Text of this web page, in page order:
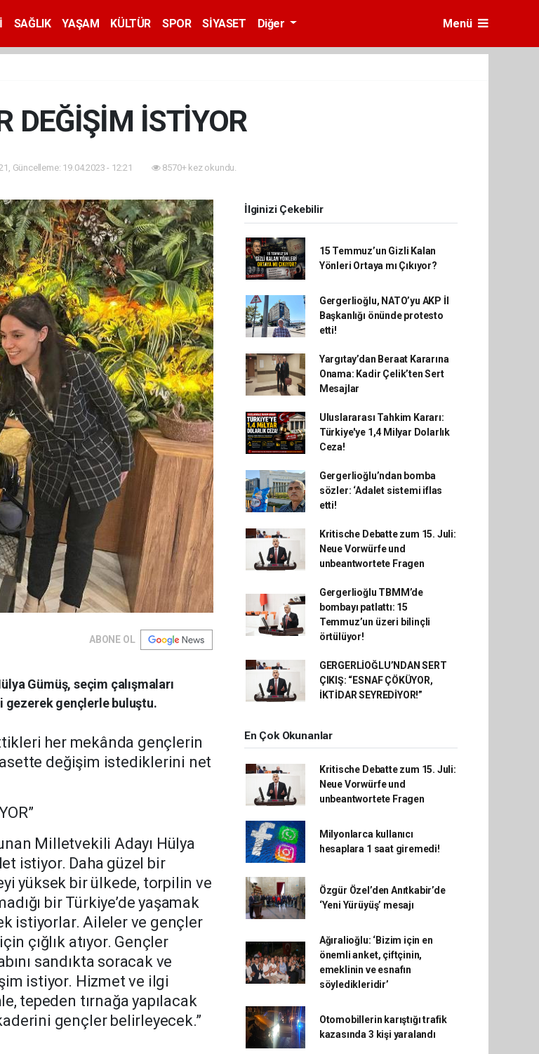
SAĞLIK YAŞAM KÜLTÜR SPOR SİYASET Diğer Menü
DEĞİŞİM İSTİYOR
Güncelleme: 19.04.2023 - 12:21 8570+ kez okundu.
ABONE OL
Gümüş, seçim çalışmaları
gezerek gençlerle buluştu.
her mekânda gençlerin
değişim istediklerini net
Milletvekili Adayı Hülya
istiyor. Daha güzel bir
yüksek bir ülkede, torpilin ve
bir Türkiye’de yaşamak
istiyorlar. Aileler ve gençler
çığlık atıyor. Gençler
sandıkta soracak ve
istiyor. Hizmet ve ilgi
tepeden tırnağa yapılacak
gençler belirleyecek.”
İlginizi Çekebilir
15 Temmuz’un Gizli Kalan
Yönleri Ortaya mı Çıkıyor?
Gergerlioğlu, NATO’yu AKP İl
Başkanlığı önünde protesto
etti!
Yargıtay’dan Beraat Kararına
Onama: Kadir Çelik’ten Sert
Mesajlar
Uluslararası Tahkim Kararı:
Türkiye'ye 1,4 Milyar Dolarlık
Ceza!
Gergerlioğlu’ndan bomba
sözler: ‘Adalet sistemi iflas
etti!
Kritische Debatte zum 15. Juli:
Neue Vorwürfe und
unbeantwortete Fragen
Gergerlioğlu TBMM’de
bombayı patlattı: 15
Temmuz’un üzeri bilinçli
örtülüyor!
GERGERLİOĞLU’NDAN SERT
ÇIKIŞ: “ESNAF ÇÖKÜYOR,
İKTİDAR SEYREDİYOR!”
En Çok Okunanlar
Kritische Debatte zum 15. Juli:
Neue Vorwürfe und
unbeantwortete Fragen
Milyonlarca kullanıcı
hesaplara 1 saat giremedi!
Özgür Özel’den Anıtkabir’de
‘Yeni Yürüyüş’ mesajı
Ağıralioğlu: ‘Bizim için en
önemli anket, çiftçinin,
emeklinin ve esnafın
söyledikleridir’
Otomobillerin karıştığı trafik
kazasında 3 kişi yaralandı